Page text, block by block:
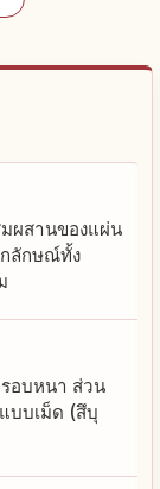
ผสานของแผ่น
กลักษณ์ทั้ง
อบหนา ส่วน
บบเม็ด (สึบุ